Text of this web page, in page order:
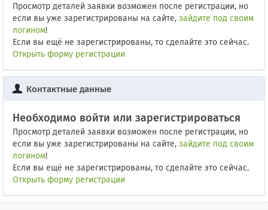
Просмотр деталей заявки возможен после регистрации, но
если вы уже зарегистрированы на сайте, зайдите под своим
логином!
Если вы ещё не зарегистрированы, то сделайте это сейчас.
Открыть форму регистрации
Контактные данные
Необходимо войти или зарегистрироваться
Просмотр деталей заявки возможен после регистрации, но
если вы уже зарегистрированы на сайте, зайдите под своим
логином!
Если вы ещё не зарегистрированы, то сделайте это сейчас.
Открыть форму регистрации